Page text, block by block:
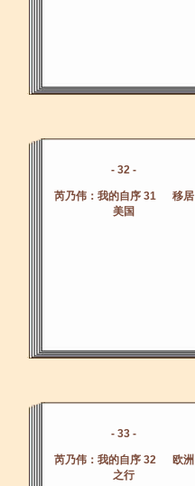
- 32 -
芮乃伟：我的自序 31 移居
美国
- 33 -
芮乃伟：我的自序 32 欧洲
之行